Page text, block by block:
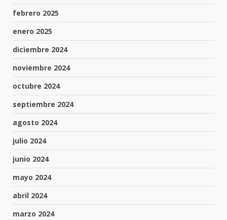
febrero 2025
enero 2025
diciembre 2024
noviembre 2024
octubre 2024
septiembre 2024
agosto 2024
julio 2024
junio 2024
mayo 2024
abril 2024
marzo 2024